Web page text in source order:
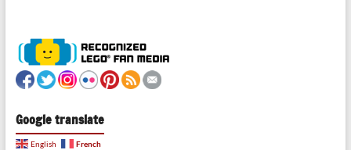
Google translate
English French